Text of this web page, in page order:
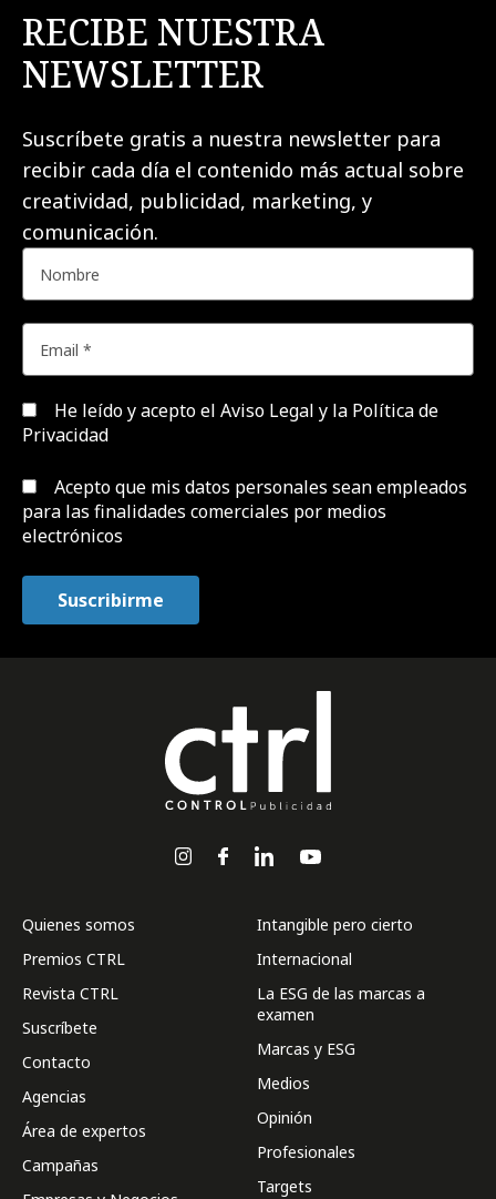
RECIBE NUESTRA
NEWSLETTER
Suscríbete gratis a nuestra newsletter para
recibir cada día el contenido más actual sobre
creatividad, publicidad, marketing, y
comunicación.
He leído y acepto el Aviso Legal y la Política de
Privacidad
Acepto que mis datos personales sean empleados
para las finalidades comerciales por medios
electrónicos
Quienes somos
Premios CTRL
Revista CTRL
Suscríbete
Contacto
Agencias
Área de expertos
Campañas
Intangible pero cierto
Internacional
La ESG de las marcas a
examen
Marcas y ESG
Medios
Opinión
Profesionales
Targets